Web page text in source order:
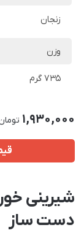
زنجان
وزن
735 گرم
1,930,000
شیرینی
دست ساز